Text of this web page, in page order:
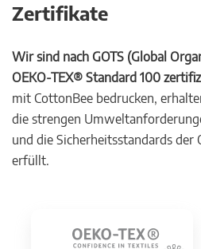
Zertifikate
Wir sind nach GOTS (Global
OEKO-TEX® Standard 100
mit CottonBee bedrucken,
die strengen
und die Sicherheitsstandards der
erfüllt.